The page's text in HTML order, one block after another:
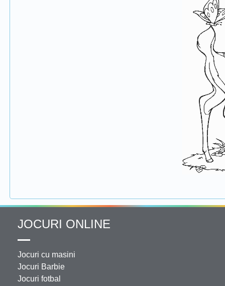
JOCURI ONLINE
Jocuri cu masini
Jocuri Barbie
Jocuri fotbal